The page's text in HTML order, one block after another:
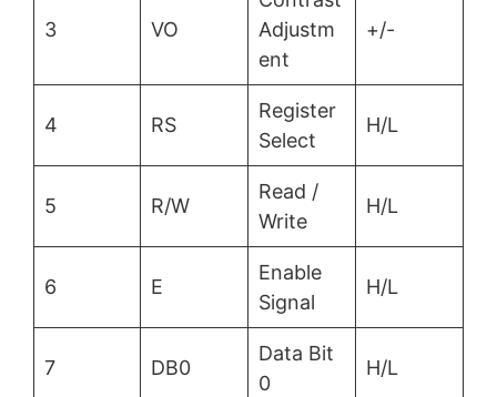
3 VO
Adjustm
ent
+/-
4 RS
Register
Select
H/L
5 R/W
Read /
Write
H/L
6 E
Enable
Signal
H/L
7 DB0
Data Bit
0
H/L